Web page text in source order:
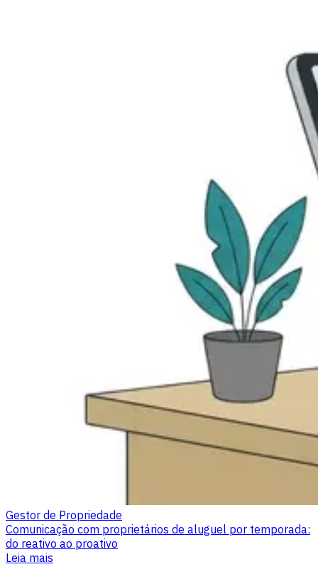
Gestor de Propriedade
Comunicação com proprietários de aluguel por temporada:
do reativo ao proativo
Leia mais